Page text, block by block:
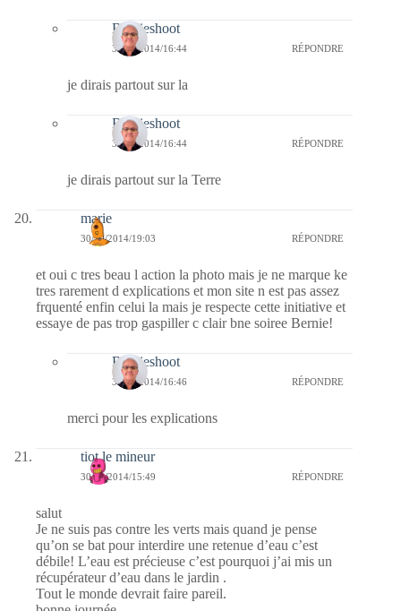
Bernieshoot
31/10/2014/16:44 RÉPONDRE
je dirais partout sur la
Bernieshoot
31/10/2014/16:44 RÉPONDRE
je dirais partout sur la Terre
marie
30/10/2014/19:03 RÉPONDRE
et oui c tres beau l action la photo mais je ne marque ke
tres rarement d explications et mon site n est pas assez
frquenté enfin celui la mais je respecte cette initiative et
essaye de pas trop gaspiller c clair bne soiree Bernie!
Bernieshoot
31/10/2014/16:46 RÉPONDRE
merci pour les explications
tiot le mineur
30/10/2014/15:49 RÉPONDRE
salut
Je ne suis pas contre les verts mais quand je pense
qu’on se bat pour interdire une retenue d’eau c’est
débile! L’eau est précieuse c’est pourquoi j’ai mis un
récupérateur d’eau dans le jardin .
Tout le monde devrait faire pareil.